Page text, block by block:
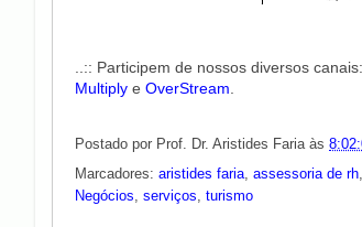
..:: Participem de nossos diversos canais:
Multiply e OverStream
Postado por Prof. Dr. Aristides Faria às
Marcadores: aristides faria assessoria de rh
Negócios
serviços turismo